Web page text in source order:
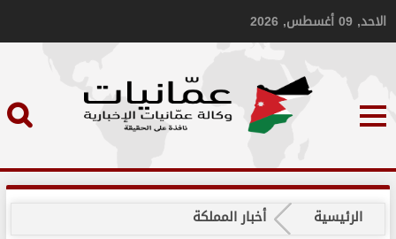
الاحد, 09 أغسطس, 2026
الرئيسية أخبار المملكة